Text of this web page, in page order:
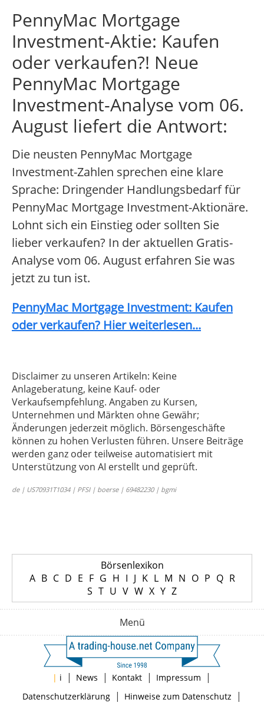
PennyMac Mortgage
Investment-Aktie: Kaufen
oder verkaufen?! Neue
PennyMac Mortgage
Investment-Analyse vom 06.
August liefert die Antwort:
Die neusten PennyMac Mortgage
Investment-Zahlen sprechen eine klare
Sprache: Dringender Handlungsbedarf für
PennyMac Mortgage Investment-Aktionäre.
Lohnt sich ein Einstieg oder sollten Sie
lieber verkaufen? In der aktuellen Gratis-
Analyse vom 06. August erfahren Sie was
jetzt zu tun ist.
PennyMac Mortgage Investment: Kaufen
oder verkaufen? Hier weiterlesen...
Disclaimer zu unseren Artikeln: Keine
Anlageberatung, keine Kauf- oder
Verkaufsempfehlung. Angaben zu Kursen,
Unternehmen und Märkten ohne Gewähr;
Änderungen jederzeit möglich. Börsengeschäfte
können zu hohen Verlusten führen. Unsere Beiträge
werden ganz oder teilweise automatisiert mit
Unterstützung von AI erstellt und geprüft.
de | US70931T1034 | PFSI | boerse | 69482230 | bgmi
Börsenlexikon
A B C D E F G H I J K L M N O P Q R
S T U V W X Y Z
Menü
| i | News | Kontakt | Impressum |
Datenschutzerklärung| Hinweise zum Datenschutz |